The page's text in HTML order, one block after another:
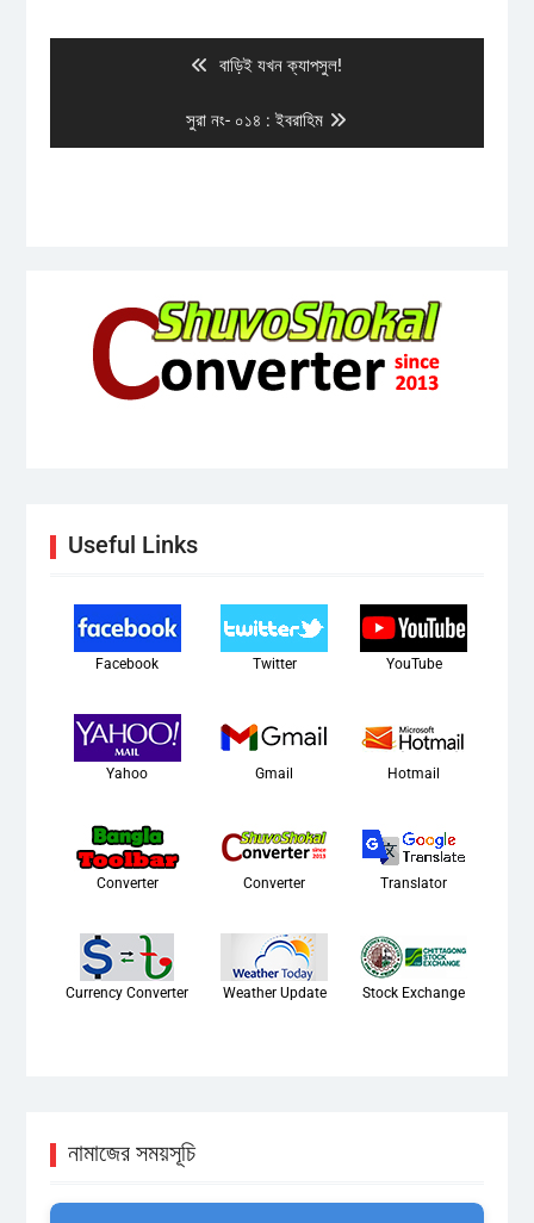
Previous
বাড়িই যখন ক্যাপসুল!
Next
post:
সুরা নং- ০১৪ : ইবরাহিম
Useful Links
Facebook Twitter YouTube
Yahoo Gmail Hotmail
Converter Converter Translator
Currency Converter Weather Update Stock Exchange
নামাজের সময়সূচি